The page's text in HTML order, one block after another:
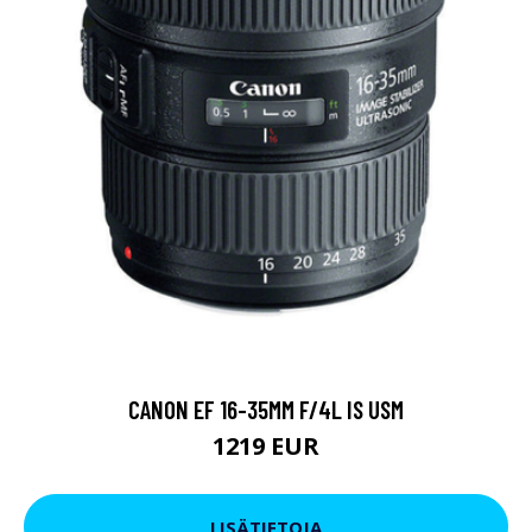
CANON EF 16-35MM F/4L IS USM
1219 EUR
LISÄTIETOJA